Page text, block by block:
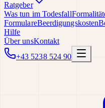
Ratgeber
Was tun im Todesfall
FormulareBeerdigungskosten
Hilfe
Über unsKontakt
+43 5238 524 90